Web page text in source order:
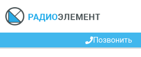
Позвонить